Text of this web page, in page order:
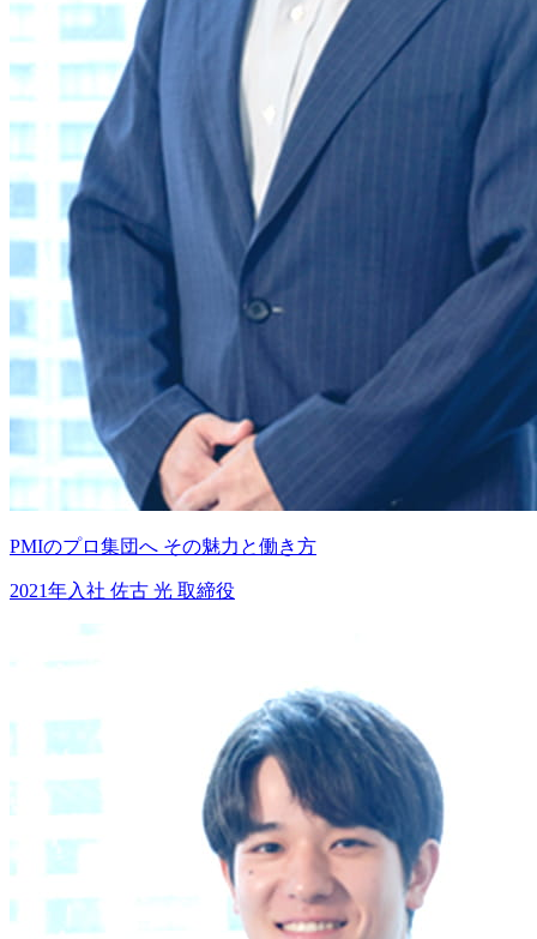
PMIのプロ集団へ その魅力と働き方
2021年入社 佐古 光 取締役